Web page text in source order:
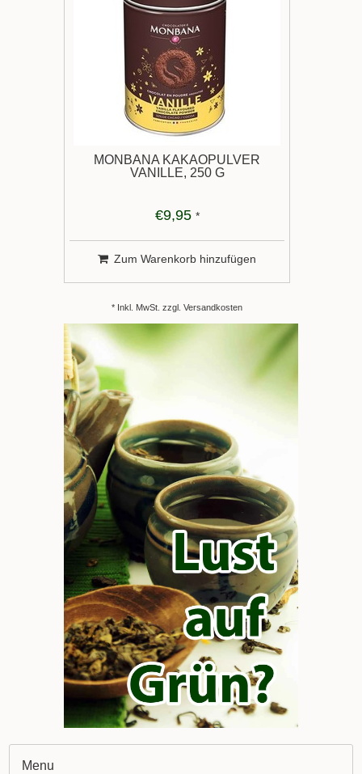
MONBANA KAKAOPULVER
VANILLE, 250 G
€9,95 *
Zum Warenkorb hinzufügen
* Inkl. MwSt. zzgl. Versandkosten
Menu